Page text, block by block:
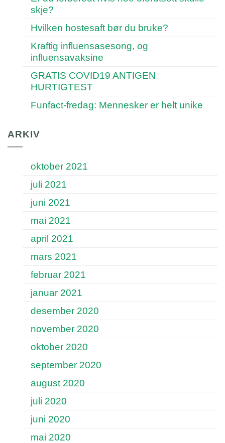
skje?
Hvilken hostesaft bør du bruke?
Kraftig influensasesong, og
influensavaksine
GRATIS COVID19 ANTIGEN
HURTIGTEST
Funfact-fredag: Mennesker er helt unike
ARKIV
oktober 2021
juli 2021
juni 2021
mai 2021
april 2021
mars 2021
februar 2021
januar 2021
desember 2020
november 2020
oktober 2020
september 2020
august 2020
juli 2020
juni 2020
mai 2020